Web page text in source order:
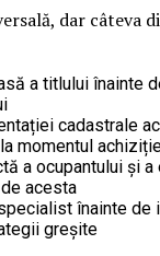
dar câteva
a titlului înainte
cadastrale
momentul
a ocupantului și a
acesta
înainte de
greșite